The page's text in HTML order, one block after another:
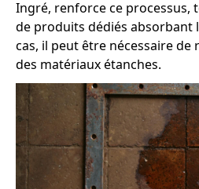
Ingré, renforce ce processus,
de produits dédiés absorbant
cas, il peut être nécessaire de
des matériaux étanches.